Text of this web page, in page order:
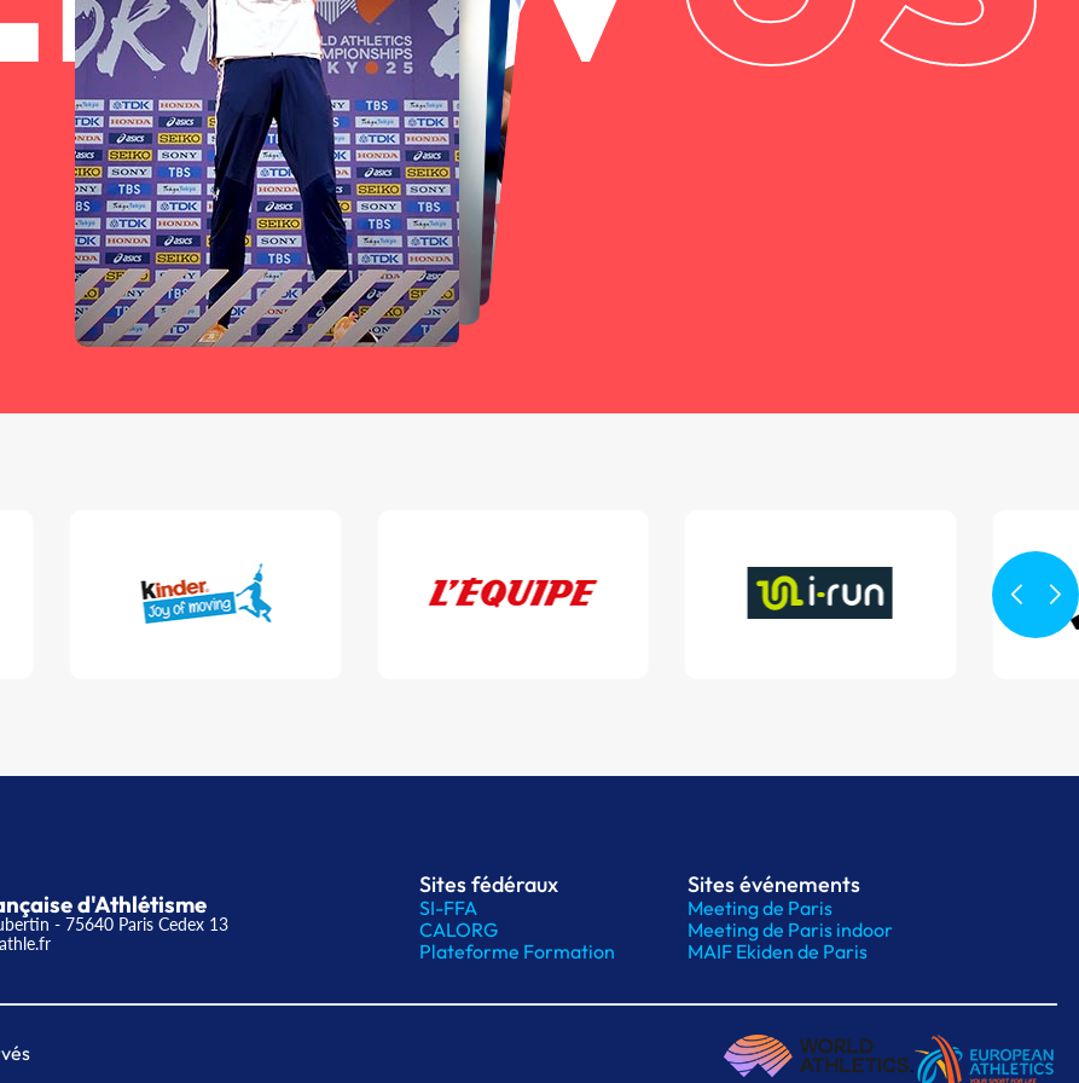
d'Athlétisme
- 75640 Paris Cedex 13
Sites fédéraux
SI-FFA
CALORG
Plateforme Formation
Sites événements
Meeting de Paris
Meeting de Paris indoor
MAIF Ekiden de Paris